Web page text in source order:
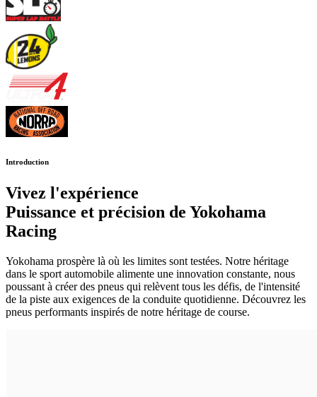
Introduction
Vivez l'expérience
Puissance et précision de Yokohama
Racing
Yokohama prospère là où les limites sont testées. Notre héritage
dans le sport automobile alimente une innovation constante, nous
poussant à créer des pneus qui relèvent tous les défis, de l'intensité
de la piste aux exigences de la conduite quotidienne. Découvrez les
pneus performants inspirés de notre héritage de course.